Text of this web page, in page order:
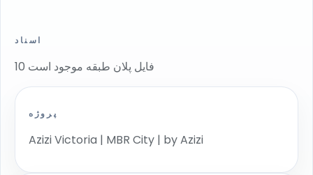
اسناد
10 فایل پلان طبقه موجود است
پروژه
Azizi Victoria | MBR City | by Azizi